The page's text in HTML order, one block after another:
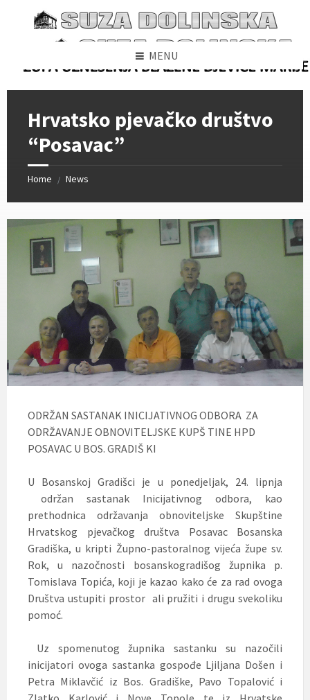
content
MENU
Hrvatsko pjevačko društvo
“Posavac”
Home / News
ODRŽAN SASTANAK INICIJATIVNOG ODBORA ZA
ODRŽAVANJE OBNOVITELJSKE KUPŠ TINE HPD
POSAVAC U BOS. GRADIŠ KI
U Bosanskoj Gradišci je u ponedjeljak, 24. lipnja
održan sastanak Inicijativnog odbora, kao
prethodnica održavanja obnoviteljske Skupštine
Hrvatskog pjevačkog društva Posavac Bosanska
Gradiška, u kripti Župno-pastoralnog vijeća župe sv.
Rok, u nazočnosti bosanskogradišog župnika p.
Tomislava Topića, koji je kazao kako će za rad ovoga
Društva ustupiti prostor ali pružiti i drugu svekoliku
pomoć.
Uz spomenutog župnika sastanku su nazočili
inicijatori ovoga sastanka gospođe Ljiljana Došen i
Petra Miklavčić iz Bos. Gradiške, Pavo Topalović i